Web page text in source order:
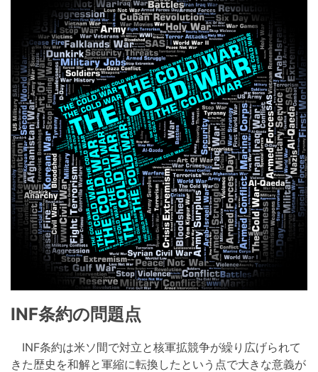
INF条約の問題点
INF条約は米ソ間で対立と核軍拡競争が繰り広げられて
きた歴史を和解と軍縮に転換したという点で大きな意義が